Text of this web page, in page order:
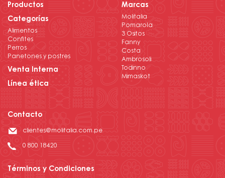
Productos
Categorías
Alimentos
Confites
Perros
Panetones y postres
Venta Interna
Línea ética
Marcas
Molitalia
Pomarola
3 Ositos
Fanny
Costa
Ambrosoli
Todinno
Mimaskot
Contacto
clientes@molitalia.com.pe
0 800 18420
Términos y Condiciones